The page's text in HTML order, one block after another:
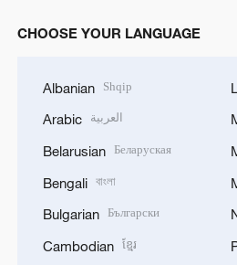
CHOOSE YOUR LANGUAGE
Albanian Shqip
Arabic العربية
Belarusian Беларуская
Bengali বাংলা
Bulgarian Български
Cambodian ខ្មែរ